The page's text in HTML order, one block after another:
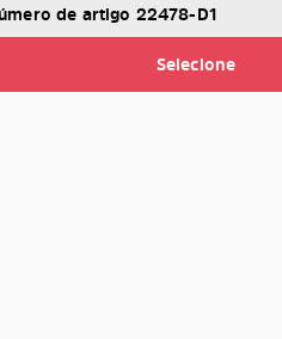
de artigo 22478-D1
Selecione